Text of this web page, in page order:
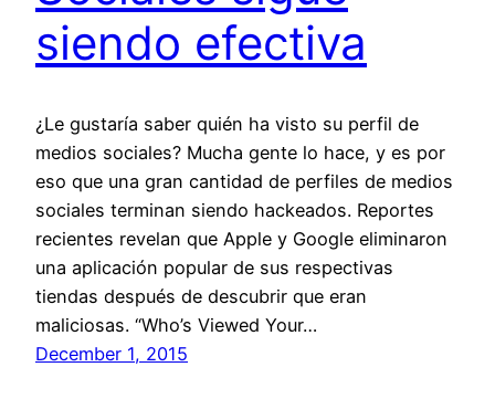
siendo efectiva
¿Le gustaría saber quién ha visto su perfil de
medios sociales? Mucha gente lo hace, y es por
eso que una gran cantidad de perfiles de medios
sociales terminan siendo hackeados. Reportes
recientes revelan que Apple y Google eliminaron
una aplicación popular de sus respectivas
tiendas después de descubrir que eran
maliciosas. “Who’s Viewed Your…
December 1, 2015